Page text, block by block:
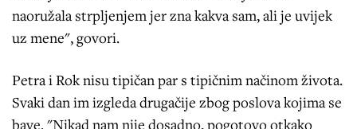
naoružala strpljenjem jer zna kakva sam, ali je uvijek
uz mene", govori.
Petra i Rok nisu tipičan par s tipičnim načinom života.
Svaki dan im izgleda drugačije zbog poslova kojima se
bave. "Nikad nam nije dosadno, pogotovo otkako